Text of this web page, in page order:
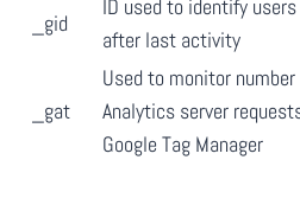
_gid
ID used to identify
after last activity
_gat
Used to monitor number
Analytics server
Google Tag Manager